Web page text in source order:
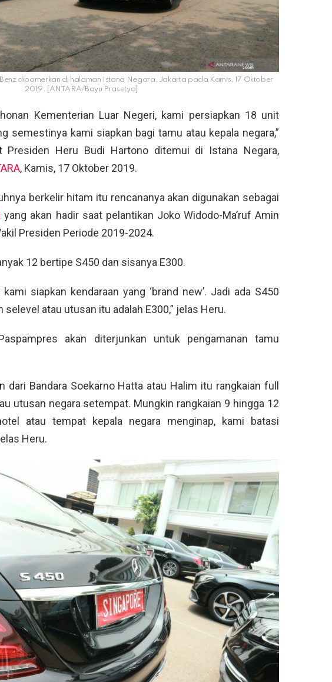
dipamerkan di halaman Istana Negara, Jakarta pada Kamis, 17 Oktober
2019. [ANTARA/Bayu Prasetyo]
Kementerian Luar Negeri, kami persiapkan 18 unit
semestinya kami siapkan bagi tamu atau kepala negara,”
Presiden Heru Budi Hartono ditemui di Istana Negara,
, Kamis, 17 Oktober 2019.
berkelir hitam itu rencananya akan digunakan sebagai
yang akan hadir saat pelantikan Joko Widodo-Ma’ruf Amin
Presiden Periode 2019-2024.
12 bertipe S450 dan sisanya E300.
siapkan kendaraan yang ‘brand new’. Jadi ada S450
selevel atau utusan itu adalah E300,” jelas Heru.
akan diterjunkan untuk pengamanan tamu
dari Bandara Soekarno Hatta atau Halim itu rangkaian full
utusan negara setempat. Mungkin rangkaian 9 hingga 12
atau tempat kepala negara menginap, kami batasi
Heru.